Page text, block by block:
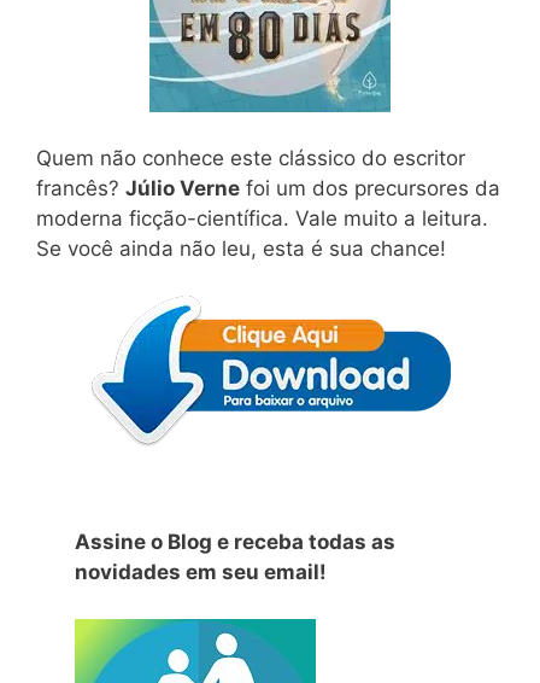
Quem não conhece este clássico do escritor
francês? Júlio Verne foi um dos precursores da
moderna ficção-científica. Vale muito a leitura.
Se você ainda não leu, esta é sua chance!
Assine o Blog e receba todas as
novidades em seu email!